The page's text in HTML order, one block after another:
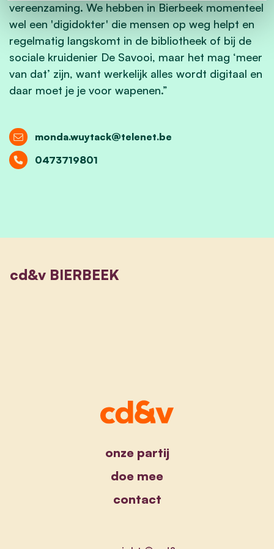
vereenzaming. We hebben in Bierbeek momenteel
wel een 'digidokter' die mensen op weg helpt en
regelmatig langskomt in de bibliotheek of bij de
sociale kruidenier De Savooi, maar het mag ‘meer
van dat’ zijn, want werkelijk alles wordt digitaal en
daar moet je je voor wapenen.”
monda.wuytack@telenet.be
0473719801
cd&v BIERBEEK
onze partij
doe mee
contact